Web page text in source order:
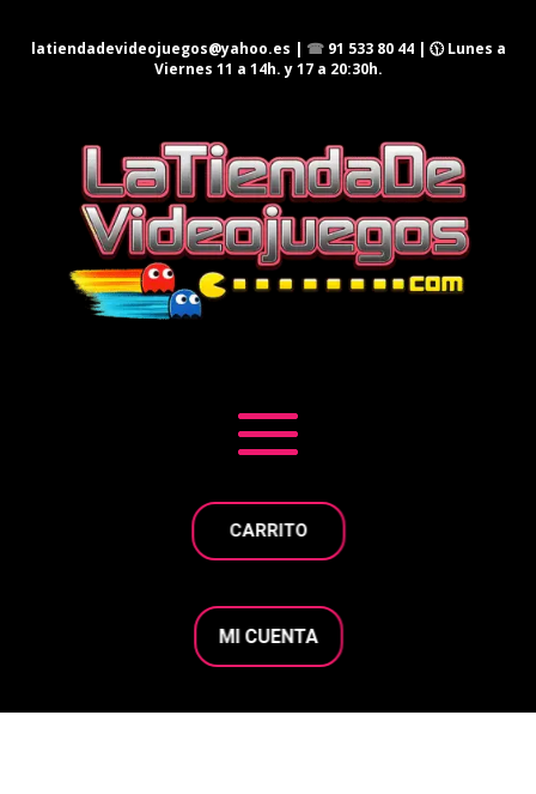
latiendadevideojuegos@yahoo.es | ☎ 91 533 80 44| 🕦 Lunes a
Viernes 11 a 14h. y 17 a 20:30h.
CARRITO
MI CUENTA